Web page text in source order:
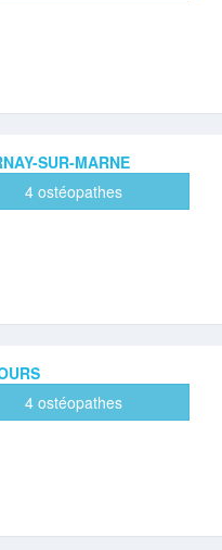
SUR-MARNE
4 ostéopathes
4 ostéopathes